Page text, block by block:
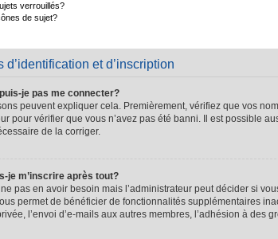
verrouillés?
de sujet?
d’identification et d’inscription
je pas me connecter?
peuvent expliquer cela. Premièrement, vérifiez que vos
pour vérifier que vous n’avez pas été banni. Il est possible
de la corriger.
je m’inscrire après tout?
pas en avoir besoin mais l’administrateur peut décider si
permet de bénéficier de fonctionnalités supplémentaires
l’envoi d’e-mails aux autres membres, l’adhésion à des